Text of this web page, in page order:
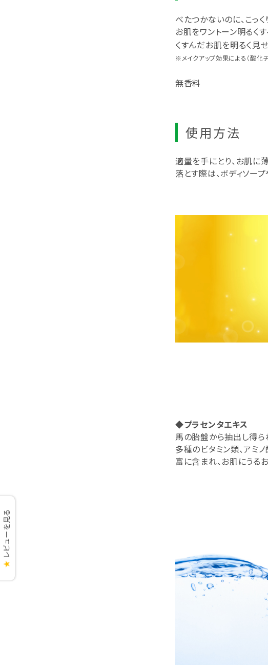
べたつかないのに、こっ
お肌をワントーン明るく
くすんだお肌を明るく見せ
※メイクアップ効果による（酸化チ
無香料
使用方法
適量を手にとり、お肌に
落とす際は、ボディソー
◆プラセンタエキス
馬の胎盤から抽出し得ら
多種のビタミン類、アミ
富に含まれ、お肌にうる
★
レビューを見る